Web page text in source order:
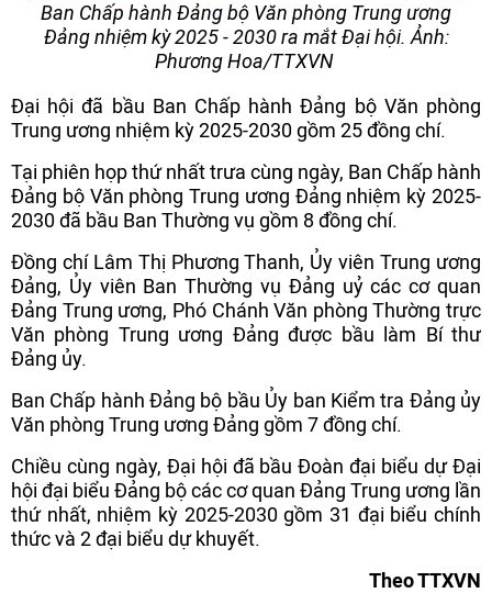
Ban Chấp hành Đảng bộ Văn phòng Trung ương
Đảng nhiệm kỳ 2025 - 2030 ra mắt Đại hội. Ảnh:
Phương Hoa/TTXVN
Đại hội đã bầu Ban Chấp hành Đảng bộ Văn phòng
Trung ương nhiệm kỳ 2025-2030 gồm 25 đồng chí.
Tại phiên họp thứ nhất trưa cùng ngày, Ban Chấp hành
Đảng bộ Văn phòng Trung ương Đảng nhiệm kỳ 2025-
2030 đã bầu Ban Thường vụ gồm 8 đồng chí.
Đồng chí Lâm Thị Phương Thanh, Ủy viên Trung ương
Đảng, Ủy viên Ban Thường vụ Đảng uỷ các cơ quan
Đảng Trung ương, Phó Chánh Văn phòng Thường trực
Văn phòng Trung ương Đảng được bầu làm Bí thư
Đảng ủy.
Ban Chấp hành Đảng bộ bầu Ủy ban Kiểm tra Đảng ủy
Văn phòng Trung ương Đảng gồm 7 đồng chí.
Chiều cùng ngày, Đại hội đã bầu Đoàn đại biểu dự Đại
hội đại biểu Đảng bộ các cơ quan Đảng Trung ương lần
thứ nhất, nhiệm kỳ 2025-2030 gồm 31 đại biểu chính
thức và 2 đại biểu dự khuyết.
Theo TTXVN